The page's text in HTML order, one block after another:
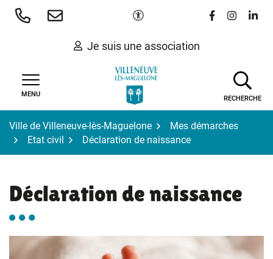
Aller
Paramètres d'accessibilité
Lien vers le
Lien vers
Lien
Je suis une association
MENU
RECHERCHE
Ville de Villeneuve-lès-Maguelone
Mes démarches
Etat civil
Déclaration de naissance
Déclaration de naissance